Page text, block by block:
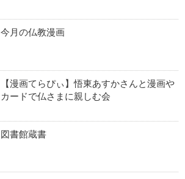
今月の仏教漫画
【漫画てらぴぃ】悟東あすかさんと漫画や
カードで仏さまに親しむ会
図書館蔵書